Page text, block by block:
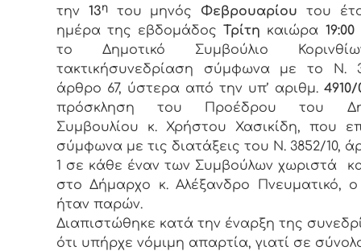
την 13η του μηνός Φεβρουαρίου του
ημέρα της εβδομάδοςΤρίτη καιώρα 19:00
το Δημοτικό Συμβούλιο
τακτικήσυνεδρίαση σύμφωνα με το Ν.
άρθρο 67, ύστερα από την υπ’ αριθμ. 4910/
πρόσκληση του Προέδρου του
Συμβουλίου κ. Χρήστου Χασικίδη, που
σύμφωνα με τις διατάξεις του Ν. 3852/10,
1 σε κάθε έναν των Συμβούλων χωριστά
στο Δήμαρχο κ. Αλέξανδρο Πνευματικό,
ήταν παρών.
Διαπιστώθηκε κατά την έναρξη της
ότι υπήρχε νόμιμη απαρτία, γιατί σε